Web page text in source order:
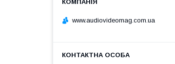
www.audiovideomag.com.ua